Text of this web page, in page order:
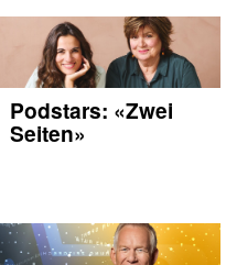
Podstars: «Zwei
Seiten»